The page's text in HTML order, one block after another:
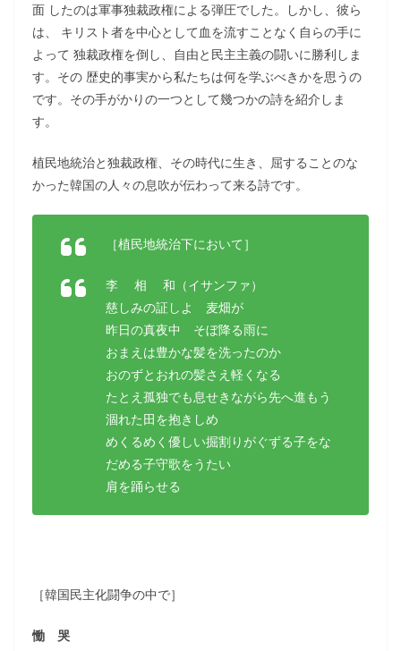
面 したのは軍事独裁政権による弾圧でした。しかし、彼ら
は、 キリスト者を中心として血を流すことなく自らの手に
よって 独裁政権を倒し、自由と民主主義の闘いに勝利しま
す。その 歴史的事実から私たちは何を学ぶべきかを思うの
です。その手がかりの一つとして幾つかの詩を紹介しま
す。
植民地統治と独裁政権、その時代に生き、屈することのな
かった韓国の人々の息吹が伝わって来る詩です。
［植民地統治下において］
李 相 和（イサンファ）
慈しみの証しよ 麦畑が
昨日の真夜中 そぼ降る雨に
おまえは豊かな髪を洗ったのか
おのずとおれの髪さえ軽くなる
たとえ孤独でも息せきながら先へ進もう
涸れた田を抱きしめ
めくるめく優しい掘割りがぐずる子をな
だめる子守歌をうたい
肩を踊らせる
［韓国民主化闘争の中で］
慟 哭